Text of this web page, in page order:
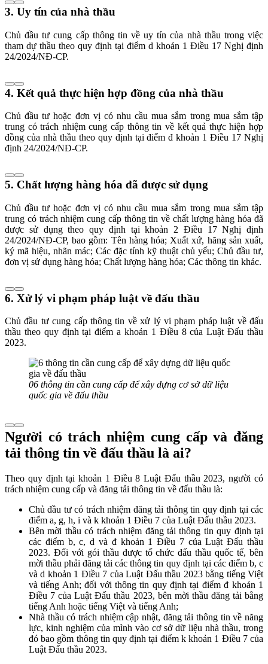
3. Uy tín của nhà thầu
Chủ đầu tư cung cấp thông tin về uy tín của nhà thầu trong việc
tham dự thầu theo quy định tại điểm d khoản 1 Điều 17 Nghị định
24/2024/NĐ-CP.
4. Kết quả thực hiện hợp đồng của nhà thầu
Chủ đầu tư hoặc đơn vị có nhu cầu mua sắm trong mua sắm tập
trung có trách nhiệm cung cấp thông tin về kết quả thực hiện hợp
đồng của nhà thầu theo quy định tại điểm đ khoản 1 Điều 17 Nghị
định 24/2024/NĐ-CP.
5. Chất lượng hàng hóa đã được sử dụng
Chủ đầu tư hoặc đơn vị có nhu cầu mua sắm trong mua sắm tập
trung có trách nhiệm cung cấp thông tin về chất lượng hàng hóa đã
được sử dụng theo quy định tại khoản 2 Điều 17 Nghị định
24/2024/NĐ-CP, bao gồm: Tên hàng hóa; Xuất xứ, hãng sản xuất,
ký mã hiệu, nhãn mác; Các đặc tính kỹ thuật chủ yếu; Chủ đầu tư,
đơn vị sử dụng hàng hóa; Chất lượng hàng hóa; Các thông tin khác.
6. Xử lý vi phạm pháp luật về đấu thầu
Chủ đầu tư cung cấp thông tin về xử lý vi phạm pháp luật về đấu
thầu theo quy định tại điểm a khoản 1 Điều 8 của Luật Đấu thầu
2023.
06 thông tin cần cung cấp để xây dựng cơ sở dữ liệu
quốc gia về đấu thầu
Người có trách nhiệm cung cấp và đăng
tải thông tin về đấu thầu là ai?
Theo quy định tại khoản 1 Điều 8 Luật Đấu thầu 2023, người có
trách nhiệm cung cấp và đăng tải thông tin về đấu thầu là:
Chủ đầu tư có trách nhiệm đăng tải thông tin quy định tại các
điểm a, g, h, i và k khoản 1 Điều 7 của Luật Đấu thầu 2023.
Bên mời thầu có trách nhiệm đăng tải thông tin quy định tại
các điểm b, c, d và đ khoản 1 Điều 7 của Luật Đấu thầu
2023. Đối với gói thầu được tổ chức đấu thầu quốc tế, bên
mời thầu phải đăng tải các thông tin quy định tại các điểm b, c
và d khoản 1 Điều 7 của Luật Đấu thầu 2023 bằng tiếng Việt
và tiếng Anh; đối với thông tin quy định tại điểm đ khoản 1
Điều 7 của Luật Đấu thầu 2023, bên mời thầu đăng tải bằng
tiếng Anh hoặc tiếng Việt và tiếng Anh;
Nhà thầu có trách nhiệm cập nhật, đăng tải thông tin về năng
lực, kinh nghiệm của mình vào cơ sở dữ liệu nhà thầu, trong
đó bao gồm thông tin quy định tại điểm k khoản 1 Điều 7 của
Luật Đấu thầu 2023.